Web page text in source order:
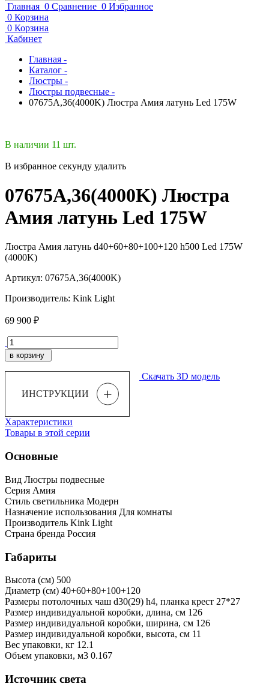
Главная 0 Сравнение 0 Избранное
0 Корзина
0 Корзина
Кабинет
Главная -
Каталог -
Люстры -
Люстры подвесные -
07675A,36(4000K) Люстра Амия латунь Led 175W
В наличии 11 шт.
В избранное секунду удалить
07675A,36(4000K) Люстра
Амия латунь Led 175W
Люстра Амия латунь d40+60+80+100+120 h500 Led 175W
(4000K)
Артикул: 07675A,36(4000K)
Производитель: Kink Light
69 900 ₽
в корзину
ИНСТРУКЦИИ +
Скачать 3D модель
Характеристики
Товары в этой серии
Основные
Вид Люстры подвесные
Серия Амия
Стиль светильника Модерн
Назначение использования Для комнаты
Производитель Kink Light
Страна бренда Россия
Габариты
Высота (см) 500
Диаметр (см) 40+60+80+100+120
Размеры потолочных чаш d30(29) h4, планка крест 27*27
Размер индивидуальной коробки, длина, см 126
Размер индивидуальной коробки, ширина, см 126
Размер индивидуальной коробки, высота, см 11
Bес упаковки, кг 12.1
Oбъем упаковки, м3 0.167
Источник света